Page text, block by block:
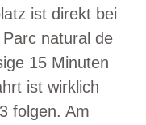
ist direkt bei
natural de
15 Minuten
ist wirklich
folgen. Am